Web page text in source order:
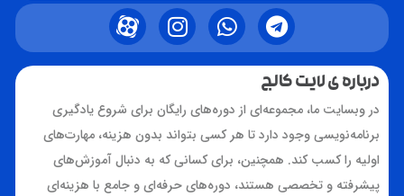
درباره ی لایت کالج
در وبسایت ما، مجموعه‌ای از دوره‌های رایگان برای شروع یادگیری
برنامه‌نویسی وجود دارد تا هر کسی بتواند بدون هزینه، مهارت‌های
اولیه را کسب کند. همچنین، برای کسانی که به دنبال آموزش‌های
پیشرفته و تخصصی هستند، دوره‌های حرفه‌ای و جامع با هزینه‌ای